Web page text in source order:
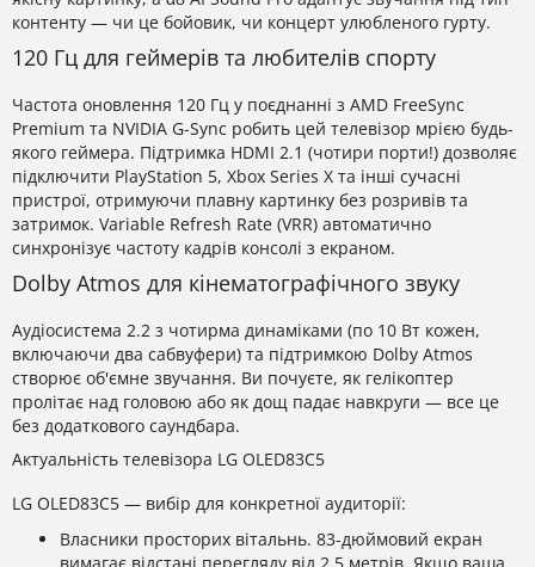
контенту — чи це бойовик, чи концерт улюбленого гурту.
120 Гц для геймерів та любителів спорту
Частота оновлення 120 Гц у поєднанні з AMD FreeSync
Premium та NVIDIA G-Sync робить цей телевізор мрією будь-
якого геймера. Підтримка HDMI 2.1 (чотири порти!) дозволяє
підключити PlayStation 5, Xbox Series X та інші сучасні
пристрої, отримуючи плавну картинку без розривів та
затримок. Variable Refresh Rate (VRR) автоматично
синхронізує частоту кадрів консолі з екраном.
Dolby Atmos для кінематографічного звуку
Аудіосистема 2.2 з чотирма динаміками (по 10 Вт кожен,
включаючи два сабвуфери) та підтримкою Dolby Atmos
створює об'ємне звучання. Ви почуєте, як гелікоптер
пролітає над головою або як дощ падає навкруги — все це
без додаткового саундбара.
Актуальність телевізора LG OLED83C5
LG OLED83C5 — вибір для конкретної аудиторії:
Власники просторих вітальнь. 83-дюймовий екран
вимагає відстані перегляду від 2,5 метрів. Якщо ваша